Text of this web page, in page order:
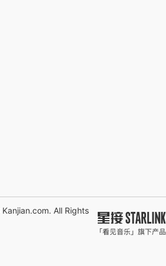
Kanjian.com. All Rights